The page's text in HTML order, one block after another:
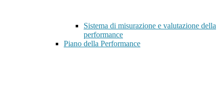
Sistema di misurazione e valutazione della
performance
Piano della Performance